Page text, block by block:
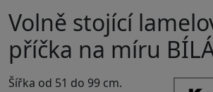
Volně stojící
příčka na míru
Šířka od 51 do 99 cm.